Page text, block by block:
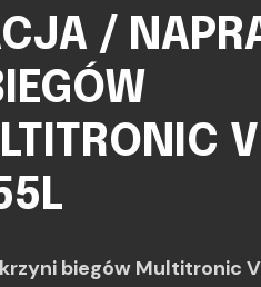
/
biegów Multitronic